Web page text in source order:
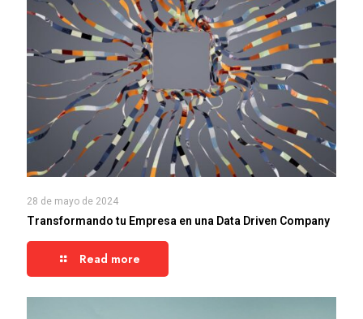
28 de mayo de 2024
Transformando tu Empresa en una Data Driven Company
Read more